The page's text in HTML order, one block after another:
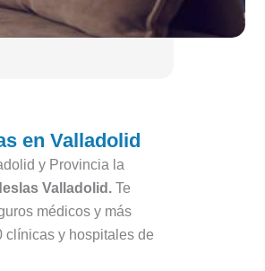
en Valladolid
y Provincia la
Valladolid. Te
médicos y más
clínicas y hospitales de